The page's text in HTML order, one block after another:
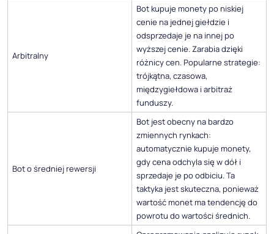
Arbitralny
Bot kupuje monety po niskiej
cenie na jednej giełdzie i
odsprzedaje je na innej po
wyższej cenie. Zarabia dzięki
różnicy cen. Popularne strategie:
trójkątna, czasowa,
międzygiełdowa i arbitraż
funduszy.
Bot o średniej rewersji
Bot jest obecny na bardzo
zmiennych rynkach:
automatycznie kupuje monety,
gdy cena odchyla się w dół i
sprzedaje je po odbiciu. Ta
taktyka jest skuteczna, ponieważ
wartość monet ma tendencję do
powrotu do wartości średnich.